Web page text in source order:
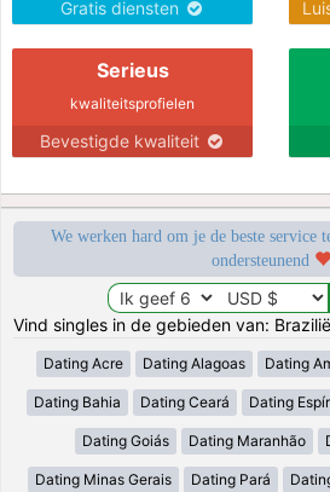
Gratis diensten
Serieus
kwaliteitsprofielen
Bevestigde kwaliteit
We werken hard om je de beste service
ondersteunend
Vind singles in de gebieden van: Brazilië
Dating Acre Dating Alagoas Dating
Dating Bahia Dating Ceará Dating
Dating Goiás Dating Maranhão
Dating Minas Gerais Dating Pará